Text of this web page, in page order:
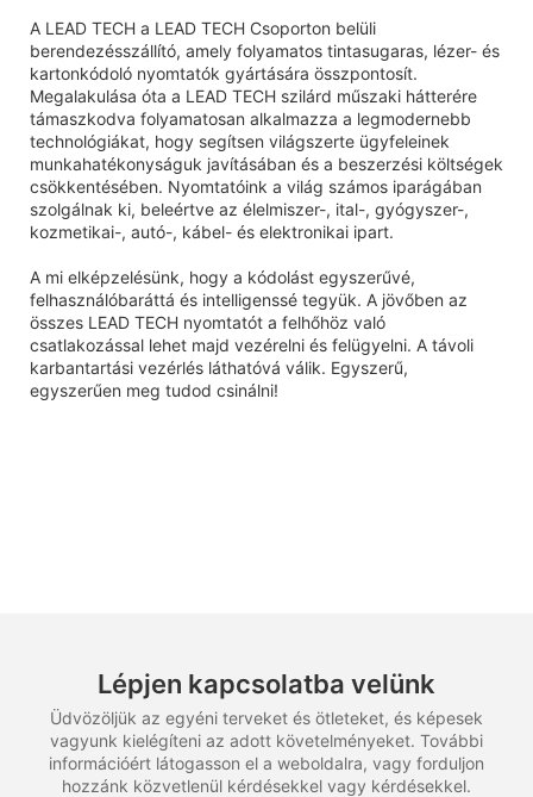
A LEAD TECH a LEAD TECH Csoporton belüli
berendezésszállító, amely folyamatos tintasugaras, lézer- és
kartonkódoló nyomtatók gyártására összpontosít.
Megalakulása óta a LEAD TECH szilárd műszaki hátterére
támaszkodva folyamatosan alkalmazza a legmodernebb
technológiákat, hogy segítsen világszerte ügyfeleinek
munkahatékonyságuk javításában és a beszerzési költségek
csökkentésében. Nyomtatóink a világ számos iparágában
szolgálnak ki, beleértve az élelmiszer-, ital-, gyógyszer-,
kozmetikai-, autó-, kábel- és elektronikai ipart.
A mi elképzelésünk, hogy a kódolást egyszerűvé,
felhasználóbaráttá és intelligenssé tegyük. A jövőben az
összes LEAD TECH nyomtatót a felhőhöz való
csatlakozással lehet majd vezérelni és felügyelni. A távoli
karbantartási vezérlés láthatóvá válik. Egyszerű,
egyszerűen meg tudod csinálni!
Lépjen kapcsolatba velünk
Üdvözöljük az egyéni terveket és ötleteket, és képesek
vagyunk kielégíteni az adott követelményeket. További
információért látogasson el a weboldalra, vagy forduljon
hozzánk közvetlenül kérdésekkel vagy kérdésekkel.